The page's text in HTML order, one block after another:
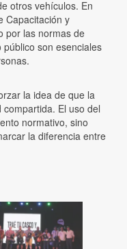
otros vehículos. En
Capacitación y
por las normas de
son esenciales
la idea de que la
El uso del
normativo, sino
la diferencia entre